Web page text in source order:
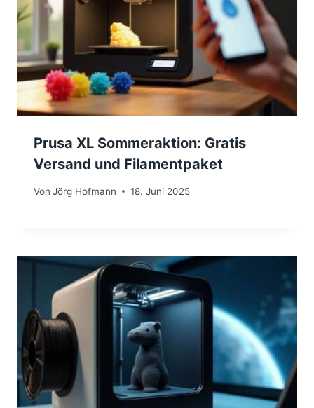
Prusa XL Sommeraktion: Gratis
Versand und Filamentpaket
Von Jörg Hofmann 18. Juni 2025